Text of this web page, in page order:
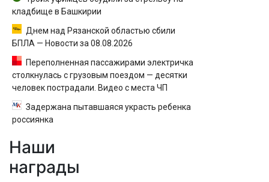
кладбище в Башкирии
Днем над Рязанской областью сбили
БПЛА — Новости за 08.08.2026
Переполненная пассажирами электричка
столкнулась с грузовым поездом — десятки
человек пострадали. Видео с места ЧП
Задержана пытавшаяся украсть ребенка
россиянка
Наши
награды